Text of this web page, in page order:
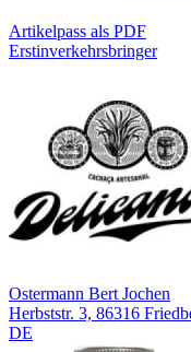
Artikelpass als PDF
Erstinverkehrsbringer
Ostermann Bert Jochen
Herbststr. 3, 86316
DE